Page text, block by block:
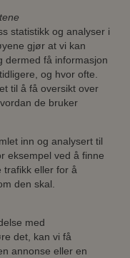
statistikk og analyser i
gjør at vi kan
dermed få informasjon
og hvor ofte.
til å få oversikt over
de bruker
inn og analysert til
eksempel ved å finne
trafikk eller for å
den skal.
med
det, kan vi få
annonse eller en